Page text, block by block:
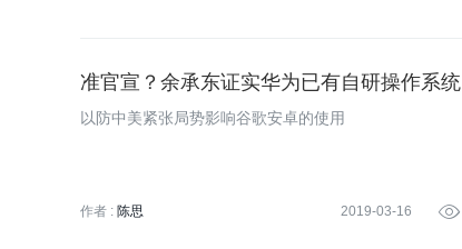
准官宣？余承东证实华为已有自研操作系统
以防中美紧张局势影响谷歌安卓的使用
作者 : 陈思 2019-03-16 